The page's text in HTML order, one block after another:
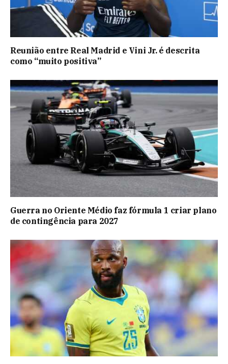
Reunião entre Real Madrid e Vini Jr. é descrita
como “muito positiva”
Guerra no Oriente Médio faz fórmula 1 criar plano
de contingência para 2027